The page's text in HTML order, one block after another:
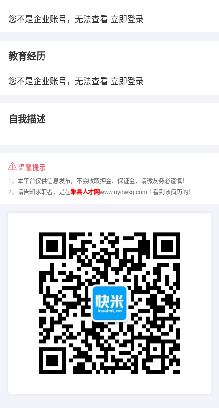
您不是企业账号，无法查看 立即登录
教育经历
您不是企业账号，无法查看 立即登录
自我描述
温馨提示
1、本平台仅供信息发布，不会收取押金、保证金，请微友务必谨慎！
2、请告知求职者，是在睢县人才网www.uydwkg.com上看到该简历的！